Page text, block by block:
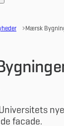
Mærsk
facade.